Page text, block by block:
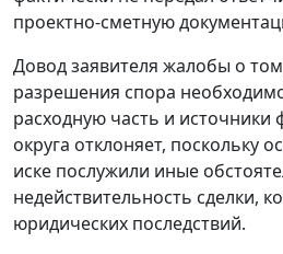
проектно-сметную
Довод заявителя жалобы о
разрешения спора
расходную часть и источники
округа отклоняет, поскольку
иске послужили иные
недействительность сделки,
юридических последствий.